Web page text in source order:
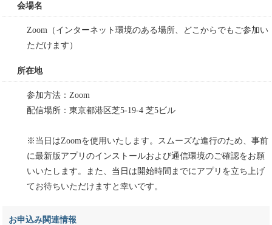
会場名
Zoom（インターネット環境のある場所、どこからでもご参加い
ただけます）
所在地
参加方法：Zoom
配信場所：東京都港区芝5-19-4 芝5ビル
※当日はZoomを使用いたします。スムーズな進行のため、事前
に最新版アプリのインストールおよび通信環境のご確認をお願
いいたします。また、当日は開始時間までにアプリを立ち上げ
てお待ちいただけますと幸いです。
お申込み関連情報